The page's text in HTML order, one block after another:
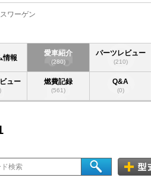
ワーゲン
情報
愛車紹介
(280)
パーツレビュー
(210)
ュー 燃費記録
(561)
Q&A
(0)